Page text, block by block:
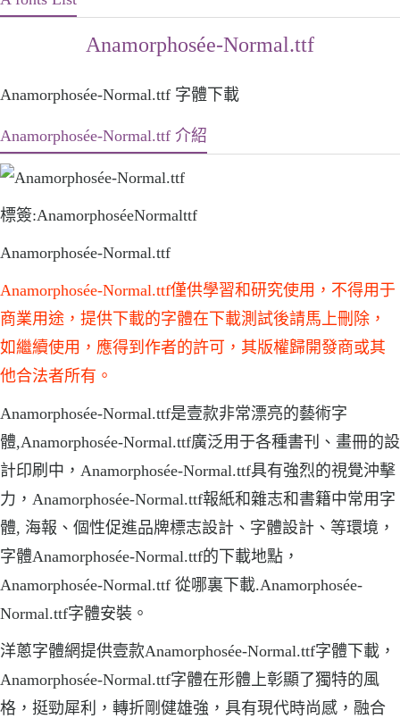
Anamorphosée-Normal.ttf
Anamorphosée-Normal.ttf 字體下載
Anamorphosée-Normal.ttf 介紹
標簽:AnamorphoséeNormalttf
Anamorphosée-Normal.ttf
Anamorphosée-Normal.ttf僅供學習和研究使用，不得用于
商業用途，提供下載的字體在下載測試後請馬上刪除，
如繼續使用，應得到作者的許可，其版權歸開發商或其
他合法者所有。
Anamorphosée-Normal.ttf是壹款非常漂亮的藝術字
體,Anamorphosée-Normal.ttf廣泛用于各種書刊、畫冊的設
計印刷中，Anamorphosée-Normal.ttf具有強烈的視覺沖擊
力，Anamorphosée-Normal.ttf報紙和雜志和書籍中常用字
體, 海報、個性促進品牌標志設計、字體設計、等環境，
字體Anamorphosée-Normal.ttf的下載地點，
Anamorphosée-Normal.ttf 從哪裏下載.Anamorphosée-
Normal.ttf字體安裝。
洋蔥字體網提供壹款Anamorphosée-Normal.ttf字體下載，
Anamorphosée-Normal.ttf字體在形體上彰顯了獨特的風
格，挺勁犀利，轉折剛健雄強，具有現代時尚感，融合